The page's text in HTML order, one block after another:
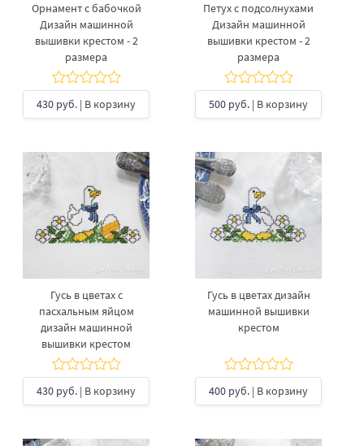
Oрнамент с бабочкой
Дизайн машинной
вышивки крестом - 2
размера
430 руб. | В корзину
Петух с подсолнухами
Дизайн машинной
вышивки крестом - 2
размера
500 руб. | В корзину
Гусь в цветах с
пасхальным яйцом
дизайн машинной
вышивки крестом
430 руб. | В корзину
Гусь в цветах дизайн
машинной вышивки
крестом
400 руб. | В корзину